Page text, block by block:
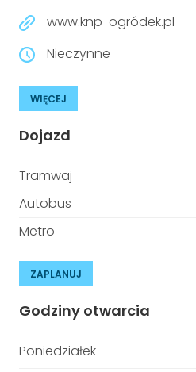
www.knp-ogródek.pl
Nieczynne
WIĘCEJ
Dojazd
Tramwaj
Autobus
Metro
ZAPLANUJ
Godziny otwarcia
Poniedziałek